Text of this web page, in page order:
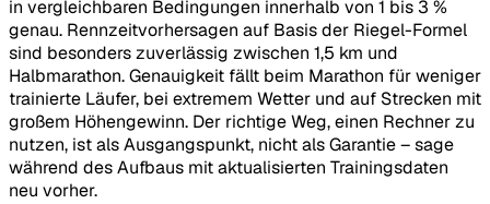
in vergleichbaren Bedingungen innerhalb von 1 bis 3 %
genau. Rennzeitvorhersagen auf Basis der Riegel-Formel
sind besonders zuverlässig zwischen 1,5 km und
Halbmarathon. Genauigkeit fällt beim Marathon für weniger
trainierte Läufer, bei extremem Wetter und auf Strecken mit
großem Höhengewinn. Der richtige Weg, einen Rechner zu
nutzen, ist als Ausgangspunkt, nicht als Garantie – sage
während des Aufbaus mit aktualisierten Trainingsdaten
neu vorher.